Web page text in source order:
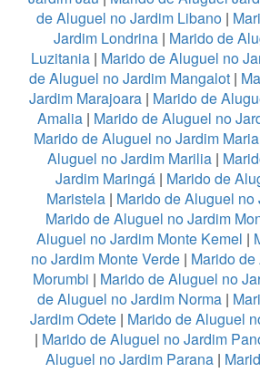
de Aluguel no Jardim Libano |
Jardim Londrina| Marido de
Luzitania| Marido de Aluguel no
de Aluguel no Jardim Mangalot|
Jardim Marajoara | Marido de
Amalia| Marido de Aluguel no
Marido de Aluguel no Jardim
Aluguel no Jardim Marilia|
Jardim Maringá | Marido de
Maristela | Marido de Aluguel
Marido de Aluguel no Jardim
Aluguel no Jardim Monte Kemel |
no Jardim Monte Verde | Marido
Morumbi | Marido de Aluguel no
de Aluguel no Jardim Norma|
Jardim Odete| Marido de Aluguel
| Marido de Aluguel no Jardim
Aluguel no Jardim Parana|